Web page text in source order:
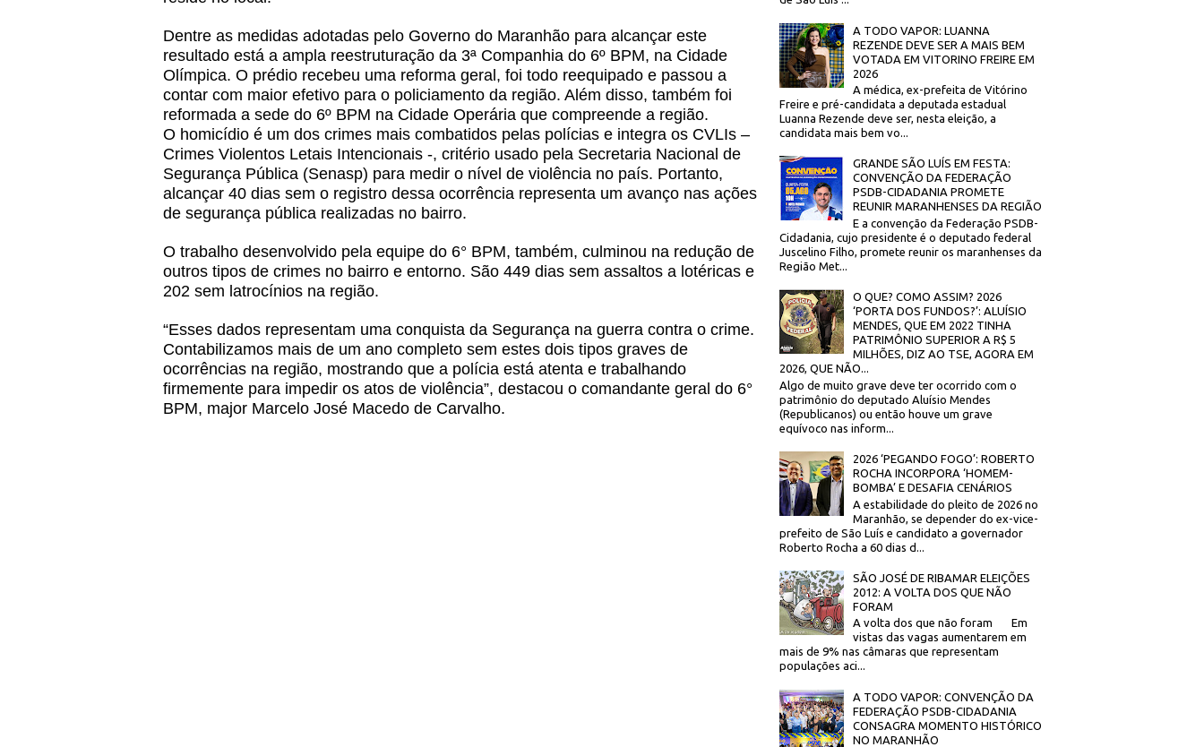
Dentre as medidas adotadas pelo Governo do Maranhão para alcançar este
resultado está a ampla reestruturação da 3ª Companhia do 6º BPM, na Cidade
Olímpica. O prédio recebeu uma reforma geral, foi todo reequipado e passou a
contar com maior efetivo para o policiamento da região. Além disso, também foi
reformada a sede do 6º BPM na Cidade Operária que compreende a região.
O homicídio é um dos crimes mais combatidos pelas polícias e integra os CVLIs –
Crimes Violentos Letais Intencionais -, critério usado pela Secretaria Nacional de
Segurança Pública (Senasp) para medir o nível de violência no país. Portanto,
alcançar 40 dias sem o registro dessa ocorrência representa um avanço nas ações
de segurança pública realizadas no bairro.
O trabalho desenvolvido pela equipe do 6° BPM, também, culminou na redução de
outros tipos de crimes no bairro e entorno. São 449 dias sem assaltos a lotéricas e
202 sem latrocínios na região.
“Esses dados representam uma conquista da Segurança na guerra contra o crime.
Contabilizamos mais de um ano completo sem estes dois tipos graves de
ocorrências na região, mostrando que a polícia está atenta e trabalhando
firmemente para impedir os atos de violência”, destacou o comandante geral do 6°
BPM, major Marcelo José Macedo de Carvalho.
A TODO VAPOR: LUANNA
REZENDE DEVE SER A MAIS BEM
VOTADA EM VITORINO FREIRE EM
2026
A médica, ex-prefeita de Vitórino
Freire e pré-candidata a deputada estadual
Luanna Rezende deve ser, nesta eleição, a
candidata mais bem vo...
GRANDE SÃO LUÍS EM FESTA:
CONVENÇÃO DA FEDERAÇÃO
PSDB-CIDADANIA PROMETE
REUNIR MARANHENSES DA REGIÃO
E a convenção da Federação PSDB-
Cidadania, cujo presidente é o deputado federal
Juscelino Filho, promete reunir os maranhenses da
Região Met...
O QUE? COMO ASSIM? 2026
‘PORTA DOS FUNDOS?’: ALUÍSIO
MENDES, QUE EM 2022 TINHA
PATRIMÔNIO SUPERIOR A R$ 5
MILHÕES, DIZ AO TSE, AGORA EM
2026, QUE NÃO...
Algo de muito grave deve ter ocorrido com o
patrimônio do deputado Aluísio Mendes
(Republicanos) ou então houve um grave
equívoco nas inform...
2026 ‘PEGANDO FOGO’: ROBERTO
ROCHA INCORPORA ‘HOMEM-
BOMBA’ E DESAFIA CENÁRIOS
A estabilidade do pleito de 2026 no
Maranhão, se depender do ex-vice-
prefeito de São Luís e candidato a governador
Roberto Rocha a 60 dias d...
SÃO JOSÉ DE RIBAMAR ELEIÇÕES
2012: A VOLTA DOS QUE NÃO
FORAM
A volta dos que não foram Em
vistas das vagas aumentarem em
mais de 9% nas câmaras que representam
populações aci...
A TODO VAPOR: CONVENÇÃO DA
FEDERAÇÃO PSDB-CIDADANIA
CONSAGRA MOMENTO HISTÓRICO
NO MARANHÃO